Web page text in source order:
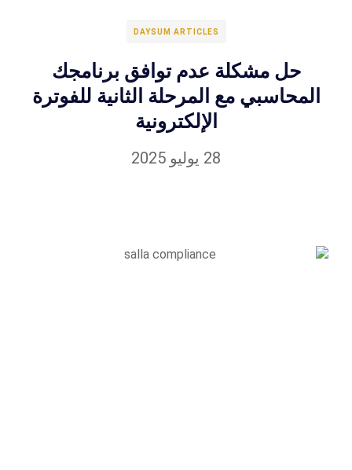
DAYSUM ARTICLES
حل مشكلة عدم توافق برنامجك
المحاسبي مع المرحلة الثانية للفوترة
الإلكترونية
28 يوليو 2025